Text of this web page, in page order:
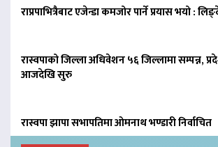
राप्रपाभित्रैबाट एजेन्डा कमजोर पार्ने प्रयास भयो :
रास्वपाको जिल्ला अधिवेशन ५६ जिल्लामा सम्पन्न,
आजदेखि सुरु
रास्वपा झापा सभापतिमा ओमनाथ भण्डारी निर्वाचित